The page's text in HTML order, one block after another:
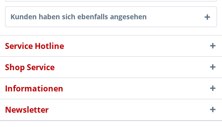
Kunden haben sich ebenfalls angesehen
Service Hotline
Shop Service
Informationen
Newsletter